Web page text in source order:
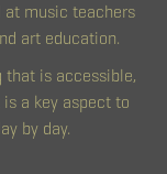
music teachers
art education.
is accessible,
a key aspect to
by day.